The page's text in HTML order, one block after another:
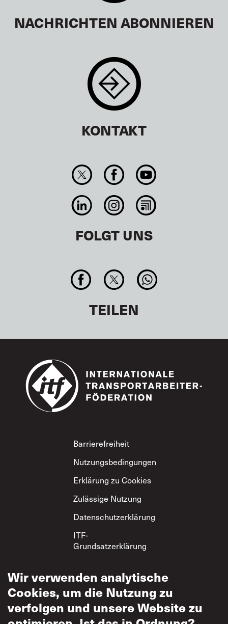
NACHRICHTEN ABONNIEREN
KONTAKT
FOLGT UNS
TEILEN
Footer
Barrierefreiheit
Nutzungsbedingungen
Erklärung zu Cookies
Zulässige Nutzung
Datenschutzerklärung
ITF-
Grundsatzerklärung
Wir verwenden analytische
Cookies, um die Nutzung zu
verfolgen und unsere Website zu